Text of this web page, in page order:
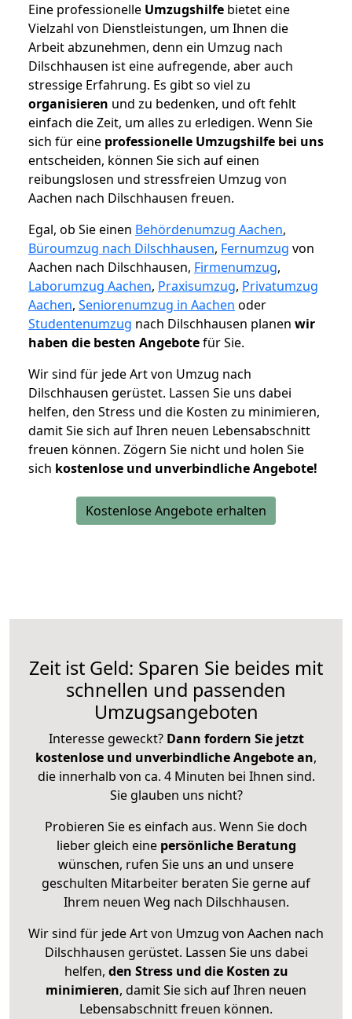
Eine professionelle Umzugshilfe bietet eine
Vielzahl von Dienstleistungen, um Ihnen die
Arbeit abzunehmen, denn ein Umzug nach
Dilschhausen ist eine aufregende, aber auch
stressige Erfahrung. Es gibt so viel zu
organisieren und zu bedenken, und oft fehlt
einfach die Zeit, um alles zu erledigen. Wenn Sie
sich für eine professionelle Umzugshilfe bei uns
entscheiden, können Sie sich auf einen
reibungslosen und stressfreien Umzug von
Aachen nach Dilschhausen freuen.
Egal, ob Sie einen Behördenumzug Aachen,
Büroumzug nach Dilschhausen, Fernumzug von
Aachen nach Dilschhausen, Firmenumzug,
Laborumzug Aachen, Praxisumzug, Privatumzug
Aachen, Seniorenumzug in Aachen oder
Studentenumzug nach Dilschhausen planen wir
haben die besten Angebotefür Sie.
Wir sind für jede Art von Umzug nach
Dilschhausen gerüstet. Lassen Sie uns dabei
helfen, den Stress und die Kosten zu minimieren,
damit Sie sich auf Ihren neuen Lebensabschnitt
freuen können. Zögern Sie nicht und holen Sie
sich kostenlose und unverbindliche Angebote!
Kostenlose Angebote erhalten
Zeit ist Geld: Sparen Sie beides mit
schnellen und passenden
Umzugsangeboten
Interesse geweckt? Dann fordern Sie jetzt
kostenlose und unverbindliche Angebote an,
die innerhalb von ca. 4 Minuten bei Ihnen sind.
Sie glauben uns nicht?
Probieren Sie es einfach aus. Wenn Sie doch
lieber gleich eine persönliche Beratung
wünschen, rufen Sie uns an und unsere
geschulten Mitarbeiter beraten Sie gerne auf
Ihrem neuen Weg nach Dilschhausen.
Wir sind für jede Art von Umzug von Aachen nach
Dilschhausen gerüstet. Lassen Sie uns dabei
helfen, den Stress und die Kosten zu
minimieren, damit Sie sich auf Ihren neuen
Lebensabschnitt freuen können.